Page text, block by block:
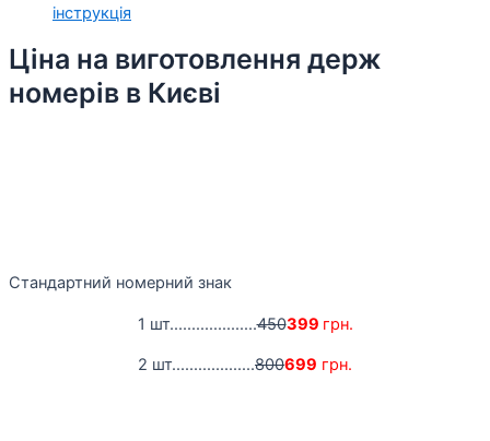
інструкція
Ціна на виготовлення держ
номерів в Києві
Стандартний номерний знак
1 шт....................450399 грн.
2 шт...................800699 грн.